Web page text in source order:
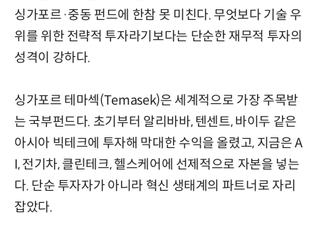
싱가포르·중동 펀드에 한참 못 미친다. 무엇보다 기술 우
위를 위한 전략적 투자라기보다는 단순한 재무적 투자의
성격이 강하다.
싱가포르 테마섹(Temasek)은 세계적으로 가장 주목받
는 국부펀드다. 초기부터 알리바바, 텐센트, 바이두 같은
아시아 빅테크에 투자해 막대한 수익을 올렸고, 지금은 A
I, 전기차, 클린테크, 헬스케어에 선제적으로 자본을 넣는
다. 단순 투자자가 아니라 혁신 생태계의 파트너로 자리
잡았다.